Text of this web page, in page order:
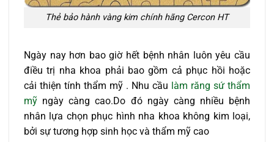
Thẻ bảo hành vàng kim chính hãng Cercon HT
Ngày nay hơn bao giờ hết bệnh nhân luôn yêu cầu
điều trị nha khoa phải bao gồm cả phục hồi hoặc
cải thiện tính thẩm mỹ . Nhu cầu làm răng sứ thẩm
mỹ ngày càng cao.Do đó ngày càng nhiều bệnh
nhân lựa chọn phục hình nha khoa không kim loại,
bởi sự tương hợp sinh học và thẩm mỹ cao